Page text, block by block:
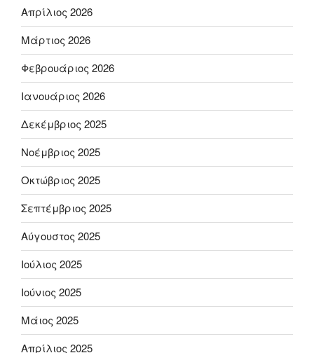
Απρίλιος 2026
Μάρτιος 2026
Φεβρουάριος 2026
Ιανουάριος 2026
Δεκέμβριος 2025
Νοέμβριος 2025
Οκτώβριος 2025
Σεπτέμβριος 2025
Αύγουστος 2025
Ιούλιος 2025
Ιούνιος 2025
Μάιος 2025
Απρίλιος 2025